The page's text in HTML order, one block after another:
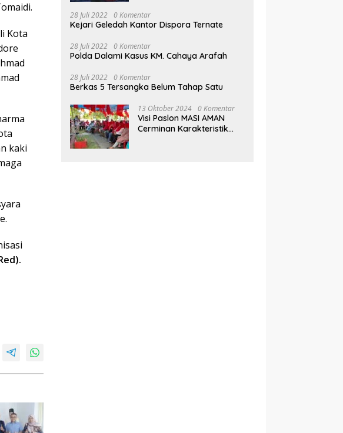
Kota
kaki
28 Juli 2022 0 Komentar
Kejari Geledah Kantor Dispora Ternate
28 Juli 2022 0 Komentar
Polda Dalami Kasus KM. Cahaya Arafah
28 Juli 2022 0 Komentar
Berkas 5 Tersangka Belum Tahap Satu
13 Oktober 2024 0 Komentar
Visi Paslon MASI AMAN
Cerminan Karakteristik